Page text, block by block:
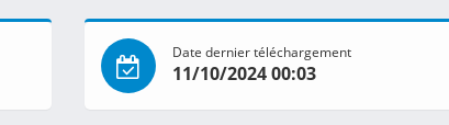
Date dernier téléchargement
11/10/2024 00:03